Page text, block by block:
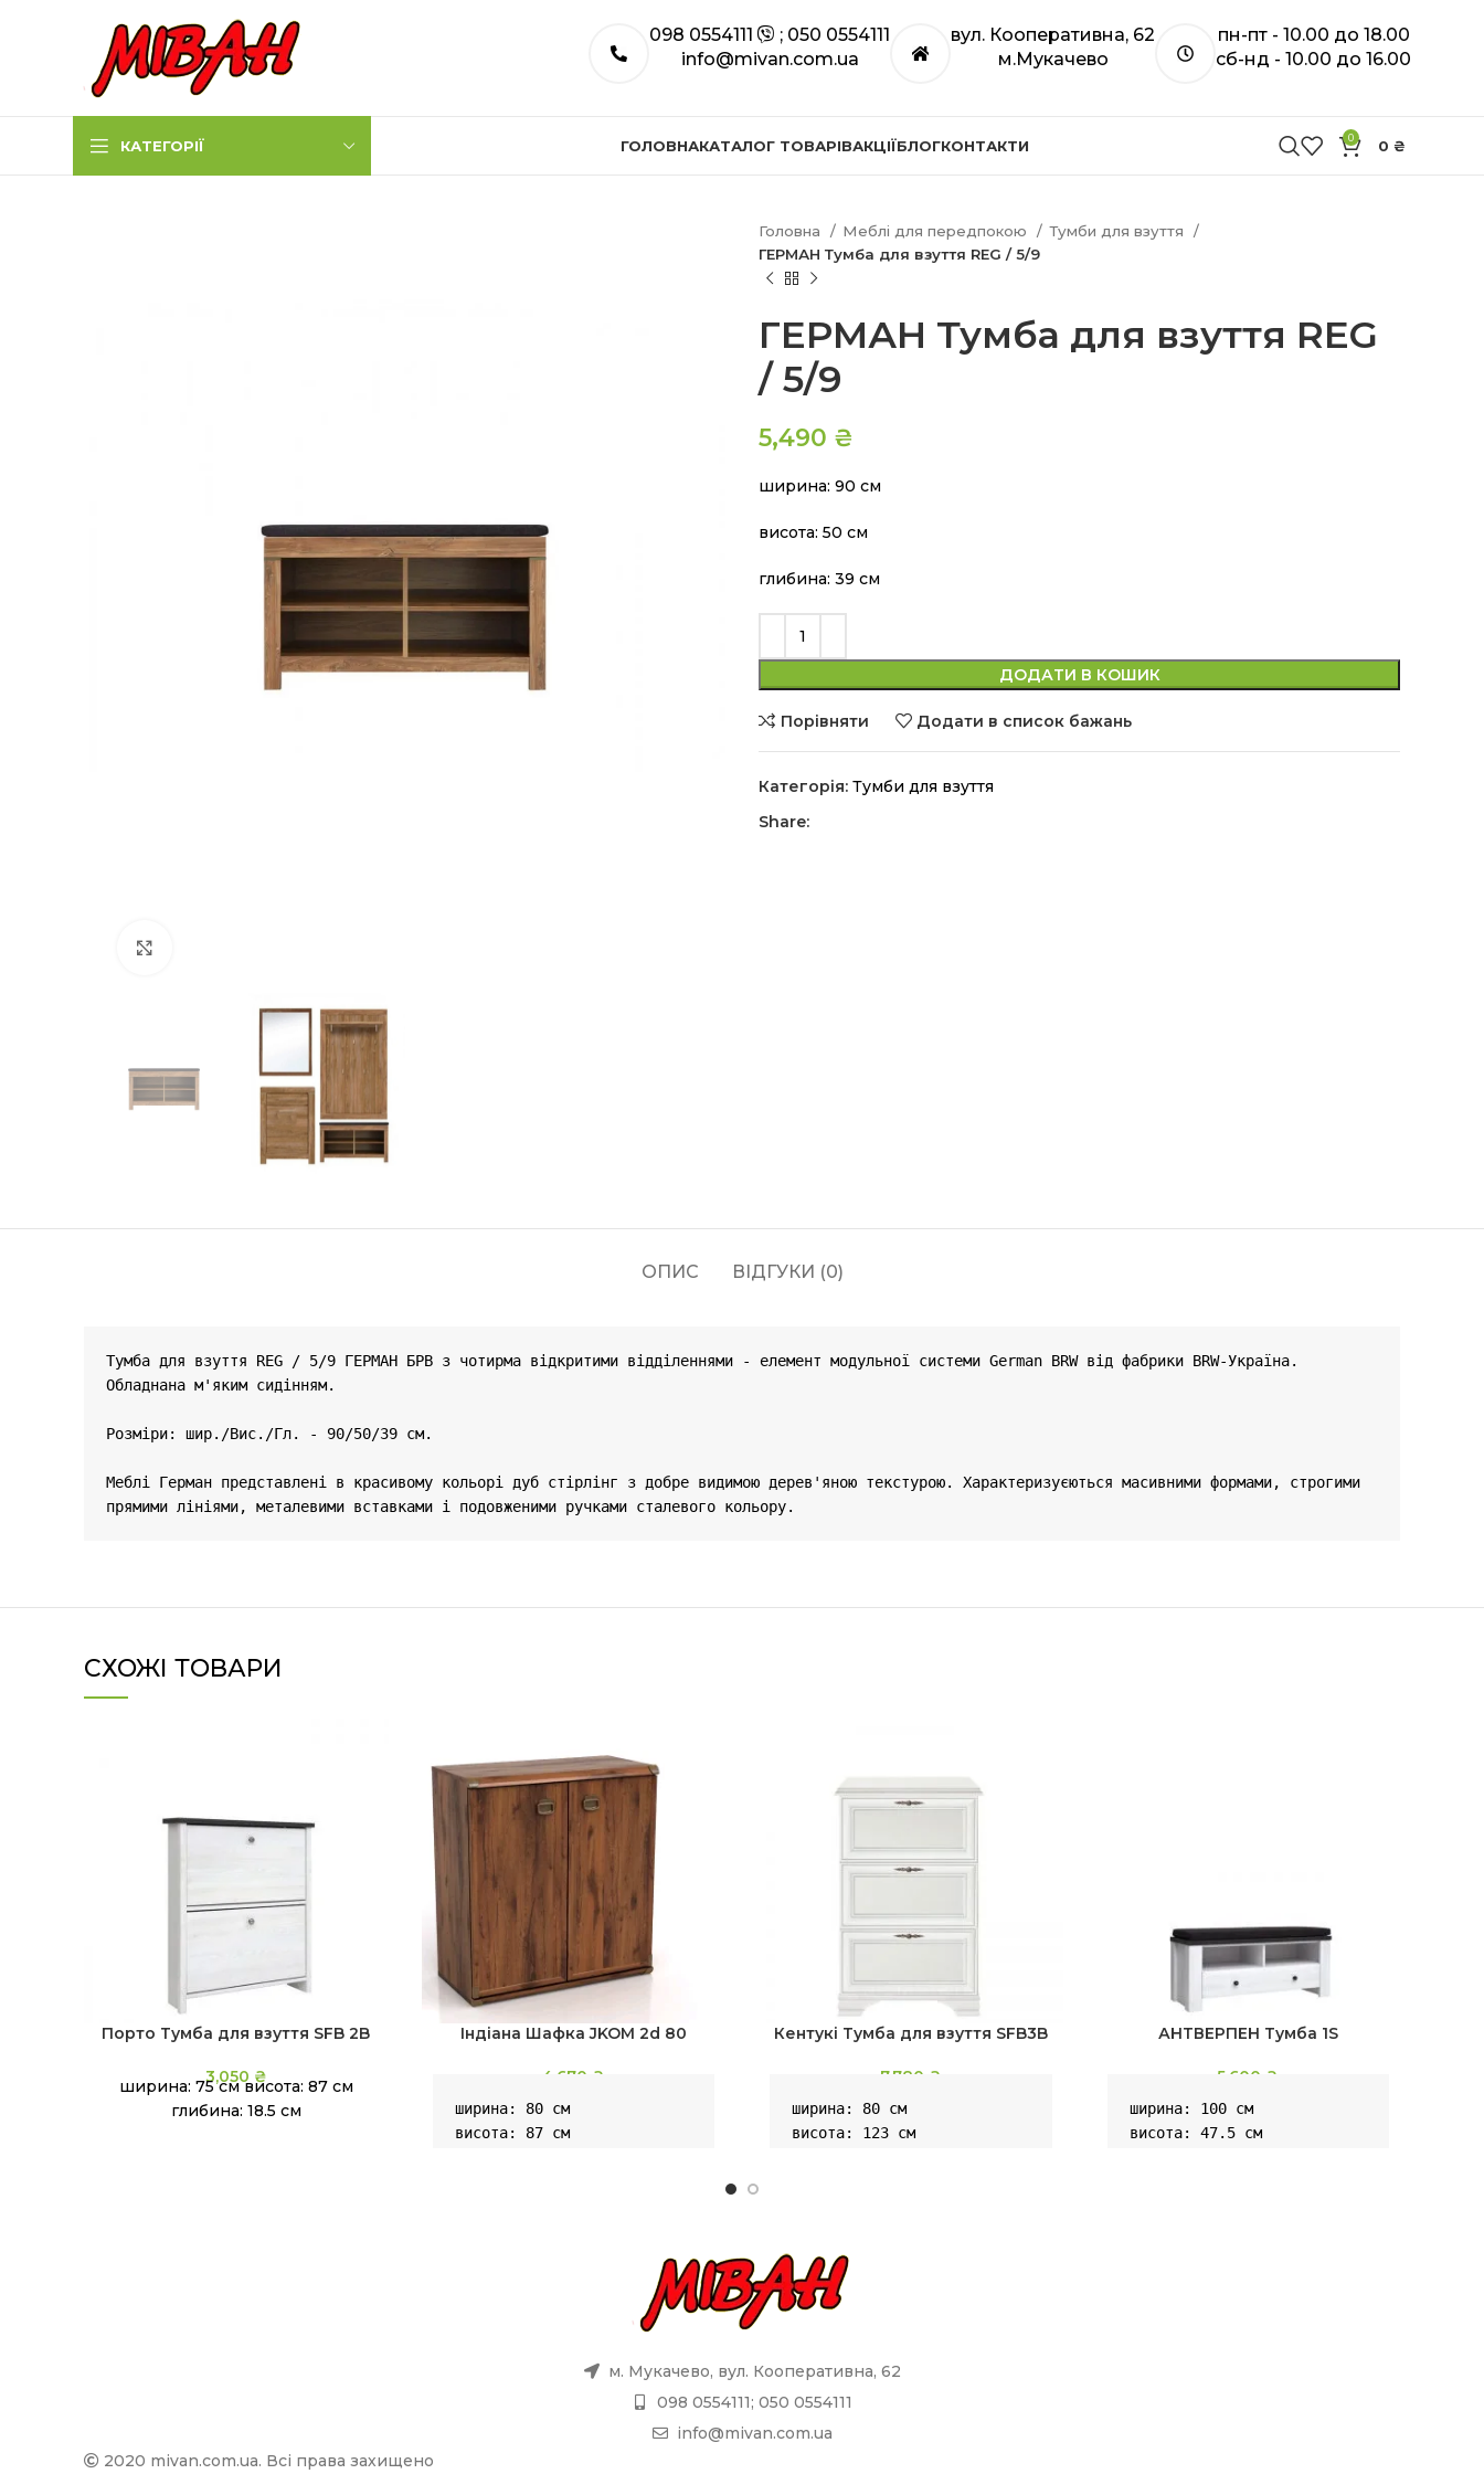
098 0554111
; 050 0554111
info@mivan.com.ua
вул. Кооперативна, 62
м.Мукачево
пн-пт - 10.00 до 18.00
сб-нд - 10.00 до 16.00
КАТЕГОРІЇ ГОЛОВНАКАТАЛОГ ТОВАРІВАКЦІЇБЛОГКОНТАКТИ 0 0 ₴
Головна Меблі для передпокою
Тумби для взуття
ГЕРМАН Тумба для взуття REG / 5/9
ГЕРМАН Тумба для взуття REG
/ 5/9
5,490 ₴
ширина: 90 см
висота: 50 см
глибина: 39 см
ДОДАТИ В КОШИК
Порівняти Додати в список бажань
Категорія: Тумби для взуття
Share:
ОПИС ВІДГУКИ (0)
Тумба для взуття REG / 5/9 ГЕРМАН БРВ з чотирма відкритими відділеннями - елемент модульної системи German BRW від фабрики BRW-Україна.
Обладнана м'яким сидінням.
Розміри: шир./Вис./Гл. - 90/50/39 см.
Меблі Герман представлені ​​в красивому кольорі дуб стірлінг з добре видимою дерев'яною текстурою. Характеризуєються масивними формами, строгими
прямими лініями, металевими вставками і подовженими ручками сталевого кольору.
СХОЖІ ТОВАРИ
Порто Тумба для взуття SFB 2B
3,050 ₴
ширина: 75 см висота: 87 см
глибина: 18.5 см
Індіана Шафка JKOM 2d 80
4,670 ₴
ширина: 80 см
висота: 87 см
Кентукі Тумба для взуття SFB3B
7,780 ₴
ширина: 80 см
висота: 123 см
АНТВЕРПЕН Тумба 1S
5,600 ₴
ширина: 100 см
висота: 47.5 см
м. Мукачево, вул. Кооперативна, 62
098 0554111; 050 0554111
info@mivan.com.ua
2020 mivan.com.ua. Всі права захищено